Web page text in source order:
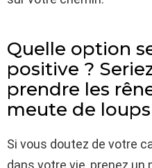
Quelle option
positive ?
prendre les
meute de
Si vous doutez de votre
dans votre vie, prenez